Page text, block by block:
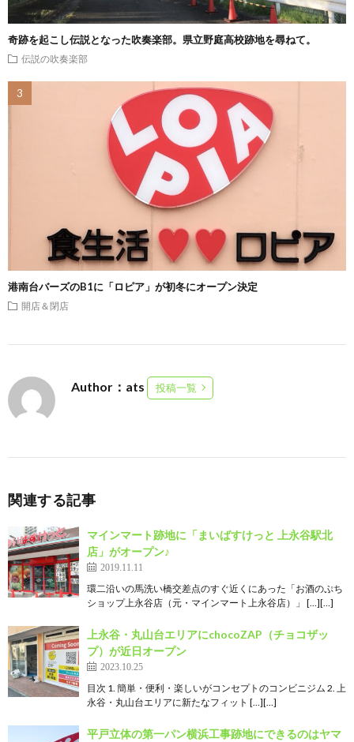
奇跡を起こし伝説となった吹奏楽部。県立野庭高校跡地を尋ねて。
伝説の吹奏楽部
港南台バーズのB1に「ロピア」が初冬にオープン決定
開店＆閉店
Author：ats 投稿一覧
関連する記事
マインマート跡地に「まいばすけっと 上永谷駅北
店」がオープン♪
2019.11.11
環二沿いの馬洗い橋交差点のすぐ近くにあった「お酒のぷち
ショップ上永谷店（元・マインマート上永谷店）」 […][…]
上永谷・丸山台エリアにchocoZAP（チョコザッ
プ）が近日オープン
2023.10.25
目次 1. 簡単・便利・楽しいがコンセプトのコンビニジム 2. 上
永谷・丸山台エリアに新たなフィット […][…]
平戸立体の第一パン横浜工事跡地にできるのはヤマ